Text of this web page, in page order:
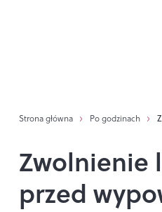
Strona główna Po godzinach
Zwolnienie
przed